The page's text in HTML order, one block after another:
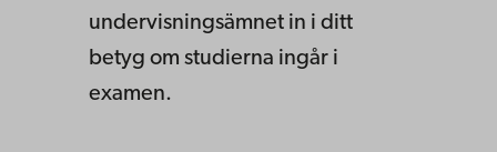
undervisningsämnet in i ditt
betyg om studierna ingår i
examen.